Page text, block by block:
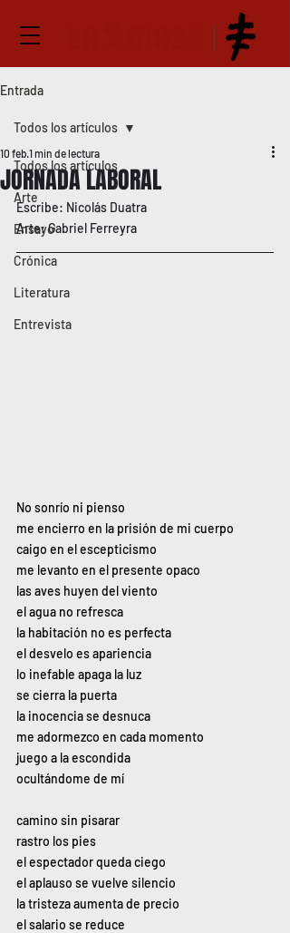
Entrada
Todos los artículos
Arte
Ensayo
Crónica
Literatura
Entrevista
Todos los artículos
JORNADA LABORAL
10 feb 1 min de lectura
Escribe: Nicolás Duatra
Arte: Gabriel Ferreyra
No sonrío ni pienso
me encierro en la prisión de mi cuerpo
caigo en el escepticismo
me levanto en el presente opaco
las aves huyen del viento
el agua no refresca
la habitación no es perfecta
el desvelo es apariencia
lo inefable apaga la luz
se cierra la puerta
la inocencia se desnuca
me adormezco en cada momento
juego a la escondida
ocultándome de mí
camino sin pisarar
rastro los pies
el espectador queda ciego
el aplauso se vuelve silencio
la tristeza aumenta de precio
el salario se reduce